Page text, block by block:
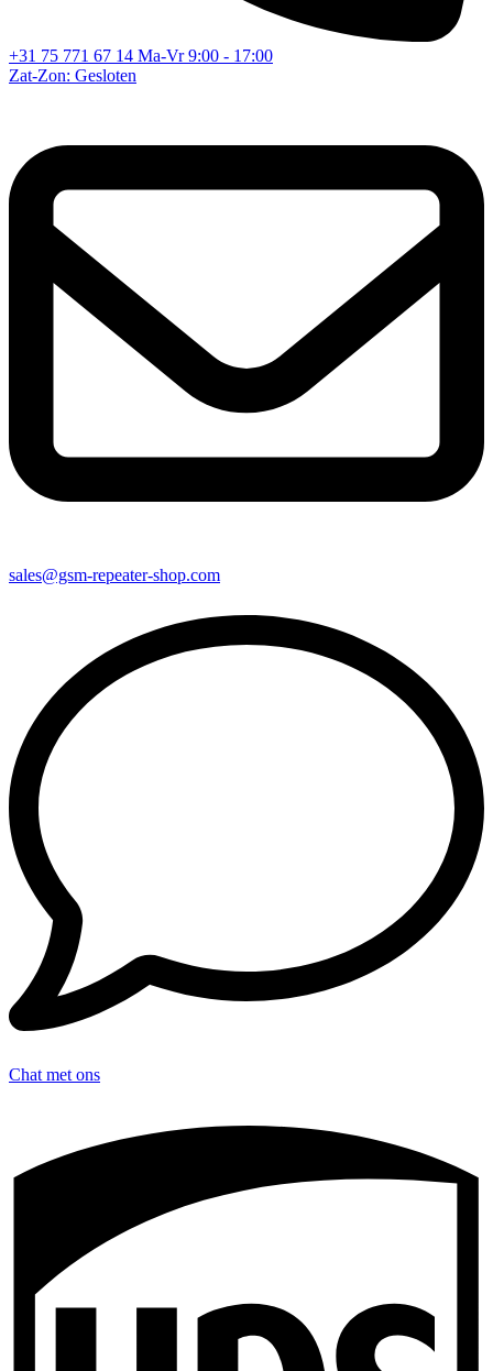
+31 75 771 67 14 Ma-Vr 9:00 - 17:00
Zat-Zon: Gesloten
sales@gsm-repeater-shop.com
Chat met ons